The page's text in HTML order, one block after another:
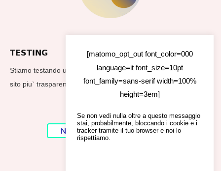
TESTING
Stiamo testando un nuovo footer per rendere i dati utilizzati dal
sito piu` trasparenti
No Result Website Carbon
[matomo_opt_out font_color=000
language=it font_size=10pt
font_family=sans-serif width=100%
height=3em]
Se non vedi nulla oltre a questo messaggio
stai, probabilmente, bloccando i cookie e i
tracker tramite il tuo browser e noi lo
rispettiamo.